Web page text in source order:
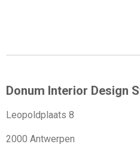
Donum Interior Design
Leopoldplaats 8
2000 Antwerpen